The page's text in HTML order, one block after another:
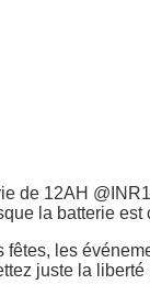
de 12AH
la batterie est
les
juste la